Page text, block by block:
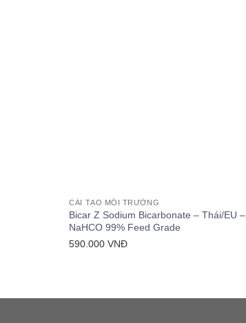
CẢI TẠO MÔI TRƯỜNG
Bicar Z Sodium Bicarbonate – Thái/EU –
NaHCO 99% Feed Grade
590.000VNĐ